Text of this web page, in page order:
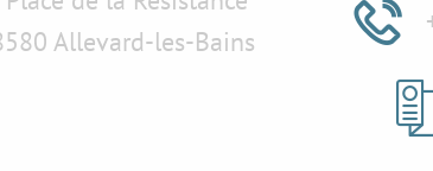
Allevard-les-Bains